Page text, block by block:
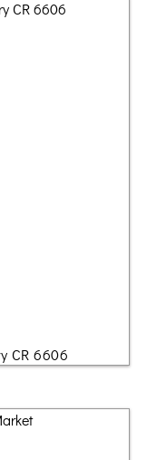
CR 6606